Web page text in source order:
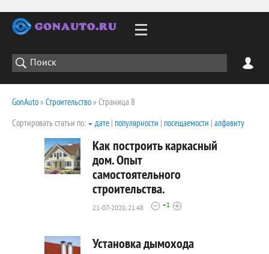
GonAuto» Строительство» Страница 8
Сортировать статьи по:
дате | популярности | посещаемости | алфавиту
Как построить каркасный
дом. Опыт
самостоятельного
строительства.
21-07-2020, 21:48 +1
Установка дымохода